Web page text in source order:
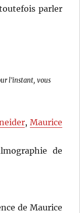
parler
l'instant, vous
, Maurice
de
de Maurice